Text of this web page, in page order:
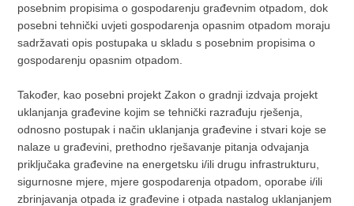
posebnim propisima o gospodarenju građevnim otpadom, dok
posebni tehnički uvjeti gospodarenja opasnim otpadom moraju
sadržavati opis postupaka u skladu s posebnim propisima o
gospodarenju opasnim otpadom.
Također, kao posebni projekt Zakon o gradnji izdvaja projekt
uklanjanja građevine kojim se tehnički razrađuju rješenja,
odnosno postupak i način uklanjanja građevine i stvari koje se
nalaze u građevini, prethodno rješavanje pitanja odvajanja
priključaka građevine na energetsku i/ili drugu infrastrukturu,
sigurnosne mjere, mjere gospodarenja otpadom, oporabe i/ili
zbrinjavanja otpada iz građevine i otpada nastalog uklanjanjem